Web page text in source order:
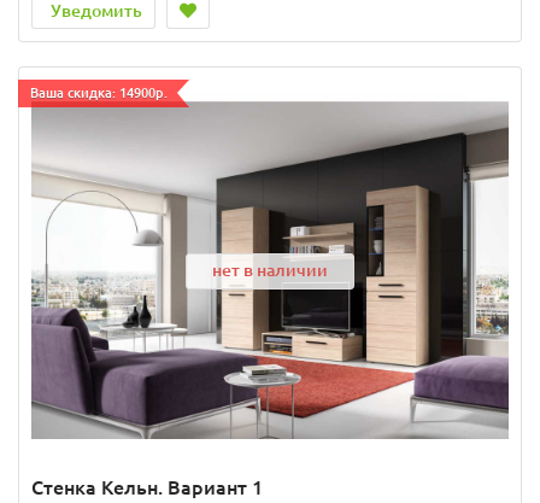
Уведомить
Ваша скидка: 14900р.
нет в наличии
Стенка Кельн. Вариант 1